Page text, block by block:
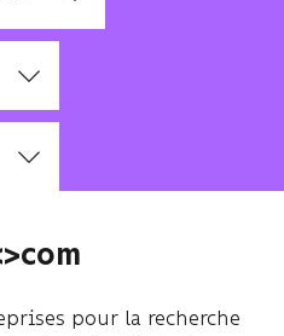
pour la recherche